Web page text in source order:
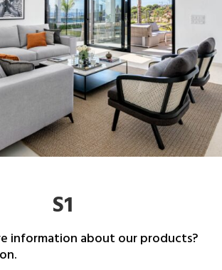
S1
information about our products?